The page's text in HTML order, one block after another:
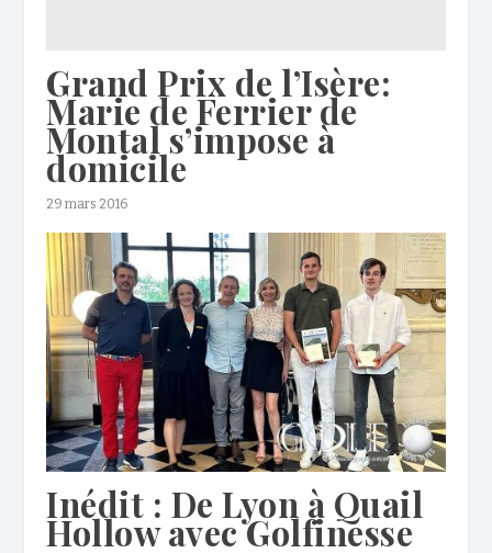
Grand Prix de l’Isère:
Marie de Ferrier de
Montal s’impose à
domicile
29 mars 2016
Inédit : De Lyon à Quail
Hollow avec Golfinesse